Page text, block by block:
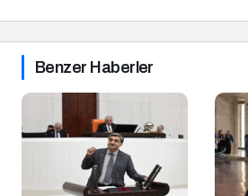
Benzer Haberler